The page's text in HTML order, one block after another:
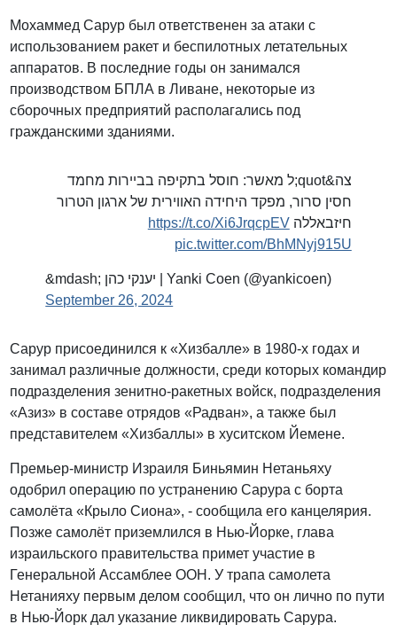
Мохаммед Сарур был ответственен за атаки с
использованием ракет и беспилотных летательных
аппаратов. В последние годы он занимался
производством БПЛА в Ливане, некоторые из
сборочных предприятий располагались под
гражданскими зданиями.
צה&quot;ל מאשר: חוסל בתקיפה בביירות מחמד
חסין סרור, מפקד היחידה האווירית של ארגון הטרור
חיזבאללהhttps://t.co/Xi6JrqcpEV
pic.twitter.com/BhMNyj915U
&mdash; יענקי כהן | Yanki Coen (@yankicoen)
September 26, 2024
Сарур присоединился к «Хизбалле» в 1980-х годах и
занимал различные должности, среди которых командир
подразделения зенитно-ракетных войск, подразделения
«Азиз» в составе отрядов «Радван», а также был
представителем «Хизбаллы» в хуситском Йемене.
Премьер-министр Израиля Биньямин Нетаньяху
одобрил операцию по устранению Сарура с борта
самолёта «Крыло Сиона», - сообщила его канцелярия.
Позже самолёт приземлился в Нью-Йорке, глава
израильского правительства примет участие в
Генеральной Ассамблее ООН. У трапа самолета
Нетанияху первым делом сообщил, что он лично по пути
в Нью-Йорк дал указание ликвидировать Сарура.